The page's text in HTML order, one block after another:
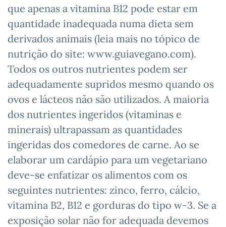
que apenas a vitamina B12 pode estar em
quantidade inadequada numa dieta sem
derivados animais (leia mais no tópico de
nutrição do site: www.guiavegano.com).
Todos os outros nutrientes podem ser
adequadamente supridos mesmo quando os
ovos e lácteos não são utilizados. A maioria
dos nutrientes ingeridos (vitaminas e
minerais) ultrapassam as quantidades
ingeridas dos comedores de carne. Ao se
elaborar um cardápio para um vegetariano
deve-se enfatizar os alimentos com os
seguintes nutrientes: zinco, ferro, cálcio,
vitamina B2, B12 e gorduras do tipo w-3. Se a
exposição solar não for adequada devemos